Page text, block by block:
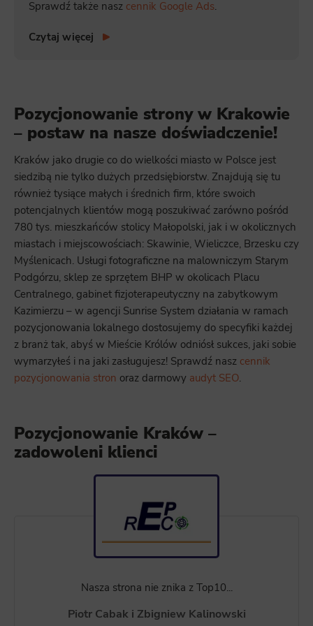
Functionality
example, we may use functional cookies to remember your language preferences or to remember your login information,
to measure the effectiveness of actions taken and content presented.
Marketing
Scope responsible for displaying personalized ads that may be of interest to the user based on browsing history and
websites, profile the user, providing him or her with the marketing, advertising and retargeting content deemed most
Sprawdź także nasz cennik Google Ads.
Czytaj więcej
Pozycjonowanie strony w Krakowie
– postaw na nasze doświadczenie!
Kraków jako drugie co do wielkości miasto w Polsce jest
siedzibą nie tylko dużych przedsiębiorstw. Znajdują się tu
również tysiące małych i średnich firm, które swoich
potencjalnych klientów mogą poszukiwać zarówno pośród
780 tys. mieszkańców stolicy Małopolski, jak i w okolicznych
miastach i miejscowościach: Skawinie, Wieliczce, Brzesku czy
Myślenicach. Usługi fotograficzne na malowniczym Starym
Podgórzu, sklep ze sprzętem BHP w okolicach Placu
Centralnego, gabinet fizjoterapeutyczny na zabytkowym
Kazimierzu – w agencji Sunrise System działania w ramach
pozycjonowania lokalnego dostosujemy do specyfiki każdej
z branż tak, abyś w Mieście Królów odniósł sukces, jaki sobie
wymarzyłeś i na jaki zasługujesz! Sprawdź nasz cennik
pozycjonowania stron oraz darmowy audyt SEO.
Pozycjonowanie Kraków –
zadowoleni klienci
Nasza strona nie znika z Top10...
Piotr Cabak i Zbigniew Kalinowski